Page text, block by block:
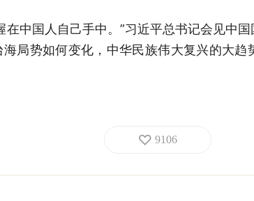
在中国人自己手中。”习近平总书记会见中
局势如何变化，中华民族伟大复兴的大趋
9106